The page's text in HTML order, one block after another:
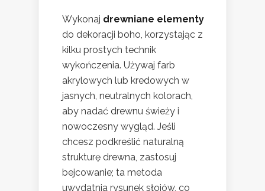
Wykonaj drewniane elementy
do dekoracji boho, korzystając z
kilku prostych technik
wykończenia. Używaj farb
akrylowych lub kredowych w
jasnych, neutralnych kolorach,
aby nadać drewnu świeży i
nowoczesny wygląd. Jeśli
chcesz podkreślić naturalną
strukturę drewna, zastosuj
bejcowanie; ta metoda
uwydatnia rysunek słojów, co